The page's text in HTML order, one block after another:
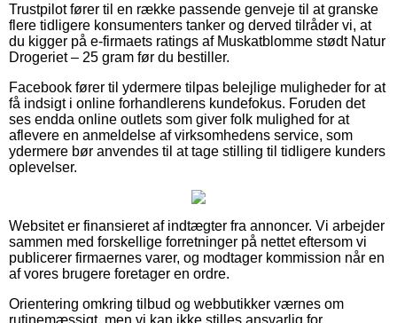
Trustpilot fører til en række passende genveje til at granske
flere tidligere konsumenters tanker og derved tilråder vi, at
du kigger på e-firmaets ratings af Muskatblomme stødt Natur
Drogeriet – 25 gram før du bestiller.
Facebook fører til ydermere tilpas belejlige muligheder for at
få indsigt i online forhandlerens kundefokus. Foruden det
ses endda online outlets som giver folk mulighed for at
aflevere en anmeldelse af virksomhedens service, som
ydermere bør anvendes til at tage stilling til tidligere kunders
oplevelser.
Websitet er finansieret af indtægter fra annoncer. Vi arbejder
sammen med forskellige forretninger på nettet eftersom vi
publicerer firmaernes varer, og modtager kommission når en
af vores brugere foretager en ordre.
Orientering omkring tilbud og webbutikker værnes om
rutinemæssigt, men vi kan ikke stilles ansvarlig for